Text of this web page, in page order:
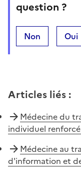
question ?
Non Oui
Articles liés :
Médecine du
individuel
Médecine au
d'information et